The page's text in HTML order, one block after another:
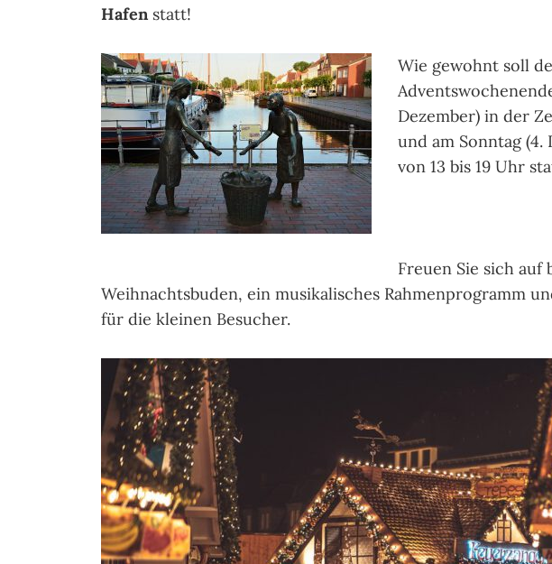
Hafen statt!
Wie gewohnt soll
Dezember) in der
und am Sonntag
von 13 bis 19 Uhr
Freuen Sie sich auf
Weihnachtsbuden, ein musikalisches Rahmenprogramm
für die kleinen Besucher.